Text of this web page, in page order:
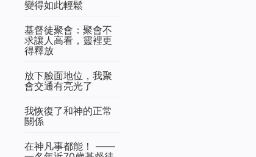
變得如此輕鬆
基督徒聚會：聚會不
求讓人高看，靈裡更
得釋放
放下臉面地位，我聚
會交通有亮光了
我恢復了和神的正常
關係
在神凡事都能！ ——